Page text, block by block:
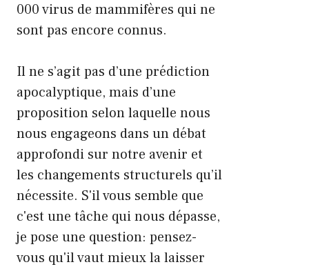
000 virus de mammifères qui ne
sont pas encore connus.
Il ne s’agit pas d’une prédiction
apocalyptique, mais d’une
proposition selon laquelle nous
nous engageons dans un débat
approfondi sur notre avenir et
les changements structurels qu’il
nécessite. S'il vous semble que
c'est une tâche qui nous dépasse,
je pose une question: pensez-
vous qu'il vaut mieux la laisser